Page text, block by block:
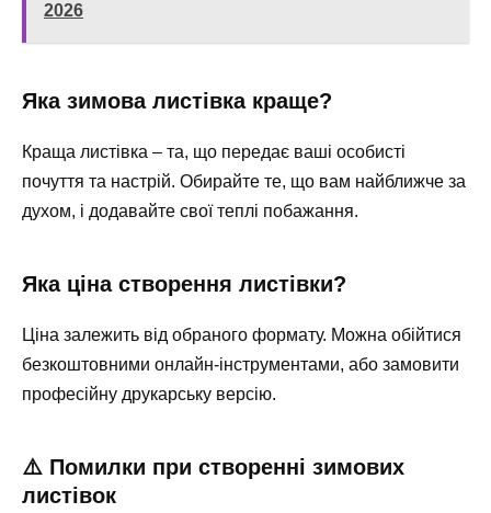
2026
Яка зимова листівка краще?
Краща листівка – та, що передає ваші особисті
почуття та настрій. Обирайте те, що вам найближче за
духом, і додавайте свої теплі побажання.
Яка ціна створення листівки?
Ціна залежить від обраного формату. Можна обійтися
безкоштовними онлайн-інструментами, або замовити
професійну друкарську версію.
⚠️ Помилки при створенні зимових
листівок